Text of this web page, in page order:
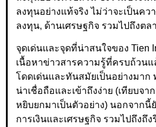
ลงทุนอย่างแท้จริง ไม่ว่าจะเป็นค
ลงทุน, ด้านเศรษฐกิจ รวมไปถึงตล
จุดเด่นและจุดที่น่าสนใจของ Tien
เนื้อหาข่าวสารความรู้ที่ครบถ้วน
โดดเด่นและทันสมัยเป็นอย่างมาก
น่าเชื่อถือและเข้าถึงง่าย (เทียบจ
หยิบยกมาเป็นตัวอย่าง) นอกจากนี้
การเงินและเศรษฐกิจ รวมไปถึงถึ